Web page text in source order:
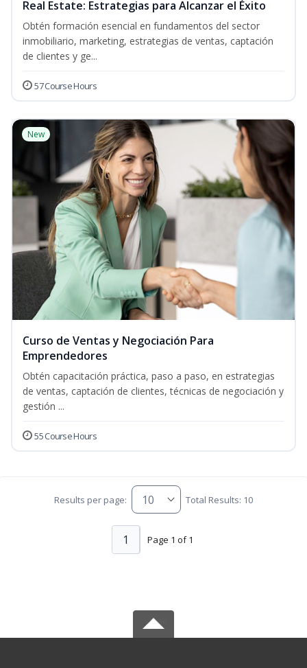
Real Estate: Estrategias para Alcanzar el Éxito
Obtén formación esencial en fundamentos del sector
inmobiliario, marketing, estrategias de ventas, captación
de clientes y ge...
57 Course Hours
New
Curso de Ventas y Negociación Para
Emprendedores
Obtén capacitación práctica, paso a paso, en estrategias
de ventas, captación de clientes, técnicas de negociación y
gestión ...
55 Course Hours
Results per page: Total Results: 10
Page 1 of 1
1